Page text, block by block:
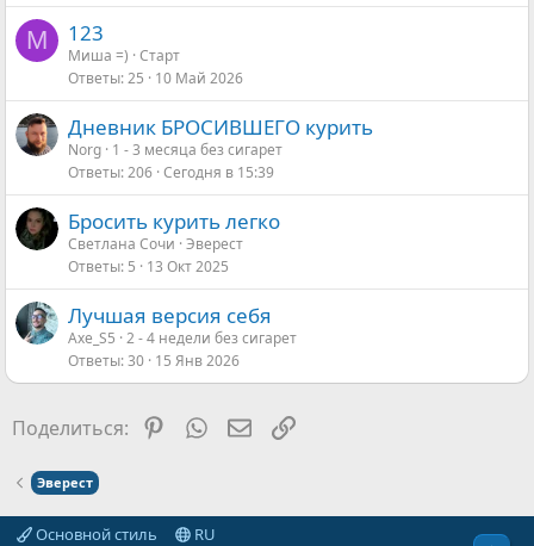
М 123
Миша =) Старт
Ответы 25 10 Май 2026
Дневник БРОСИВШЕГО курить
Norg 1 - 3 месяца без сигарет
Ответы 206 Сегодня в 15:39
Бросить курить легко
Светлана Сочи Эверест
Ответы 5 13 Окт 2025
Лучшая версия себя
Axe_S5 2 - 4 недели без сигарет
Ответы 30 15 Янв 2026
Поделиться: Pinterest
WhatsAppЭлектронная почта
Ссылка
Эверест
Основной стиль RU